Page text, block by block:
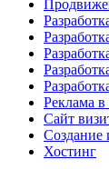
Реклама в
Сайт
Создание
Хостинг